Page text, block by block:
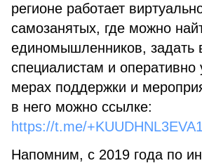
регионе работает
самозанятых, где можно
единомышленников, задать
специалистам и оперативно
мерах поддержки и
в него можно ссылке:
https://t.me/
Напомним, с 2019 года по